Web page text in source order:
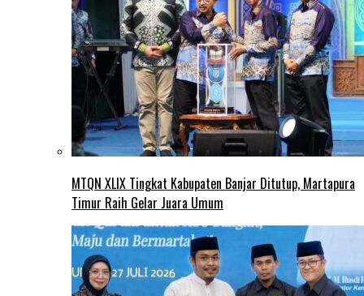
MTQN XLIX Tingkat Kabupaten Banjar Ditutup, Martapura
Timur Raih Gelar Juara Umum